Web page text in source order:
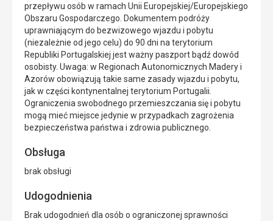
przepływu osób w ramach Unii Europejskiej/Europejskiego
Obszaru Gospodarczego. Dokumentem podróży
uprawniającym do bezwizowego wjazdu i pobytu
(niezależnie od jego celu) do 90 dni na terytorium
Republiki Portugalskiej jest ważny paszport bądź dowód
osobisty. Uwaga: w Regionach Autonomicznych Madery i
Azorów obowiązują takie same zasady wjazdu i pobytu,
jak w części kontynentalnej terytorium Portugalii.
Ograniczenia swobodnego przemieszczania się i pobytu
mogą mieć miejsce jedynie w przypadkach zagrożenia
bezpieczeństwa państwa i zdrowia publicznego.
Obsługa
brak obsługi
Udogodnienia
Brak udogodnień dla osób o ograniczonej sprawności